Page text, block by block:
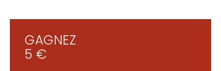
GAGNEZ
5 €